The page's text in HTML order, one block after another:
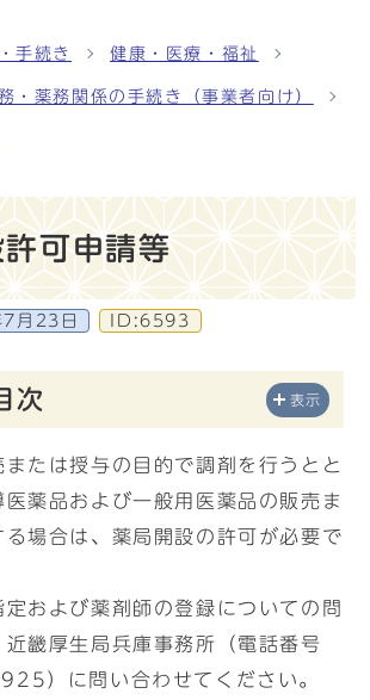
手続き 健康・医療・福祉
・薬務関係の手続き（事業者向け）
可申請等
月23日 ID:6593
次 表示
たは授与の目的で調剤を行うとと
医薬品および一般用医薬品の販売ま
る場合は、薬局開設の許可が必要で
および薬剤師の登録についての問
近畿厚生局兵庫事務所（電話番号
）に問い合わせてください。